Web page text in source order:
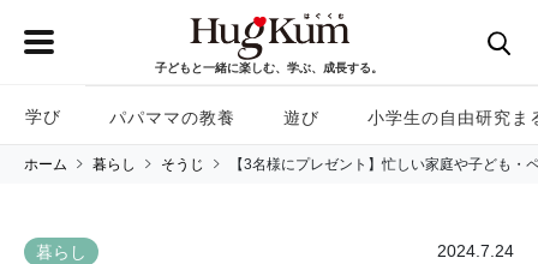
子どもと一緒に楽しむ、学ぶ、成長する。
学び パパママの教養 遊び 小学生の自由研究ま
ホーム 暮らし そうじ 【3名様にプレゼント】忙しい家庭や子ども
暮らし 2024.7.24